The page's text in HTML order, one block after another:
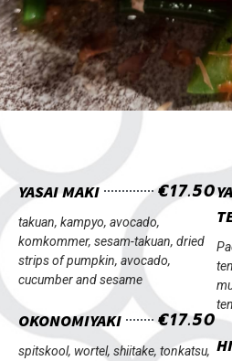
YASAI MAKI €17.50
takuan, kampyo, avocado,
komkommer, sesam-takuan, dried
strips of pumpkin, avocado,
cucumber and sesame
OKONOMIYAKI €17.50
spitskool, wortel, shiitake, tonkatsu,